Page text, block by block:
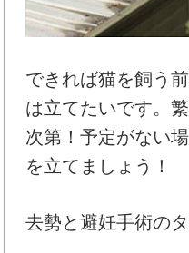
できれば猫を飼う
は立てたいです。
次第！予定がない
を立てましょう！
去勢と避妊手術の